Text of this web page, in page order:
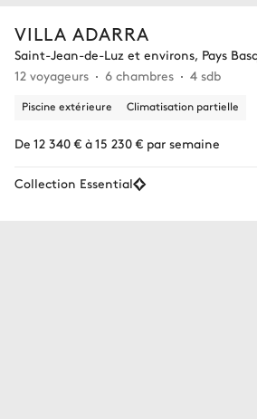
VILLA ADARRA
12 voyageurs
6 chambres 4 sdb
Piscine extérieure Climatisation partielle
De 12 340 € à 15 230 € par semaine
Collection Essential